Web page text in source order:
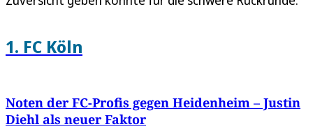
1. FC Köln
Noten der FC-Profis gegen Heidenheim – Justin
Diehl als neuer Faktor